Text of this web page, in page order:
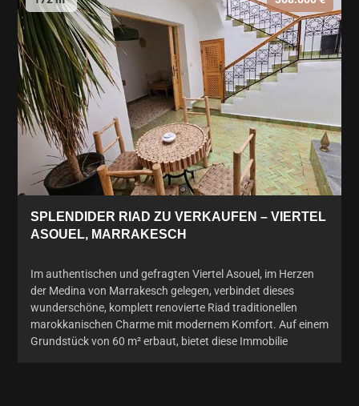
SPLENDIDER RIAD ZU VERKAUFEN – VIERTEL
ASOUEL, MARRAKESCH
Im authentischen und gefragten Viertel Asouel, im Herzen
der Medina von Marrakesch gelegen, verbindet dieses
wunderschöne, komplett renovierte Riad traditionellen
marokkanischen Charme mit modernem Komfort. Auf einem
Grundstück von 60 m² erbaut, bietet diese Immobilie